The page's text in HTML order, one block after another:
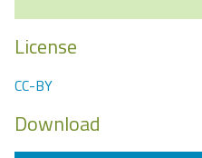
License
CC-BY
Download